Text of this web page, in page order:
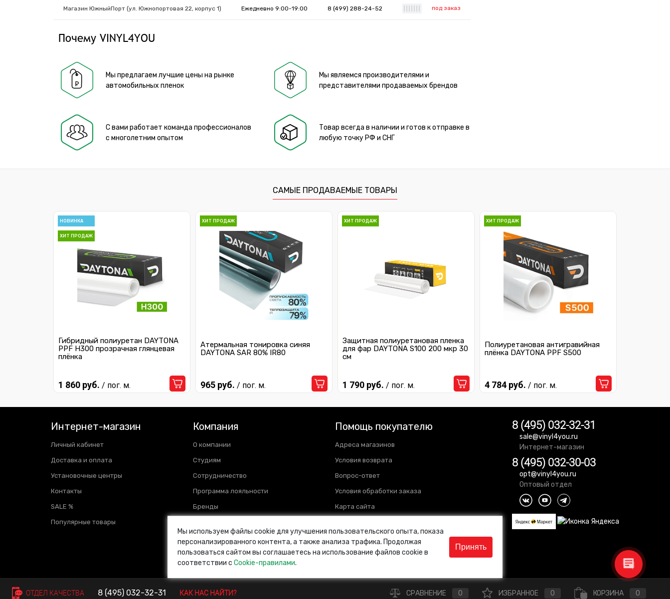
Магазин ЮжныйПорт (ул. Южнопортовая 22, корпус 1) Ежедневно 9:00-19:00 8 (499) 288-24-52 под заказ
Почему VINYL4YOU
Мы предлагаем лучшие цены на рынке
автомобильных пленок
Мы являемся производителями и
представителями продаваемых брендов
С вами работает команда профессионалов
с многолетним опытом
Товар всегда в наличии и готов к отправке в
любую точку РФ и СНГ
САМЫЕ ПРОДАВАЕМЫЕ ТОВАРЫ
НОВИНКА
ХИТ ПРОДАЖ
Гибридный полиуретан DAYTONA
PPF H300 прозрачная глянцевая
плёнка
1 860 руб. / пог. м.
ХИТ ПРОДАЖ
Атермальная тонировка синяя
DAYTONA SAR 80% IR80
965 руб. / пог. м.
ХИТ ПРОДАЖ
Защитная полиуретановая пленка
для фар DAYTONA S100 200 мкр 30
см
1 790 руб. / пог. м.
ХИТ ПРОДАЖ
Полиуретановая антигравийная
плёнка DAYTONA PPF S500
4 784 руб. / пог. м.
Интернет-магазин
Личный кабинет
Доставка и оплата
Установочные центры
Контакты
SALE %
Популярные товары
Компания
О компании
Студиям
Сотрудничество
Программа лояльности
Бренды
Новости
Блог
Помощь покупателю
Адреса магазинов
Условия возврата
Вопрос-ответ
Условия обработки заказа
Карта сайта
8 (495) 032-32-31
sale@vinyl4you.ru
Интернет-магазин
8 (495) 032-30-03
opt@vinyl4you.ru
Оптовый отдел
© VINYL4YOU 2013—2026. Все права защищены.
ОТДЕЛ КАЧЕСТВА 8 (495) 032-32-31 КАК НАС НАЙТИ? СРАВНЕНИЕ 0 ИЗБРАННОЕ 0 КОРЗИНА 0
Мы используем файлы cookie для улучшения пользовательского опыта, показа
персонализированного контента, а также анализа трафика. Продолжая
пользоваться сайтом вы соглашаетесь на использование файлов cookie в
соответствии с Cookie-правилами.
Принять